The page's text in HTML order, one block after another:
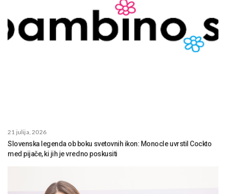
21 julija, 2026
Slovenska legenda ob boku svetovnih ikon: Monocle uvrstil Cockto
med pijače, ki jih je vredno poskusiti